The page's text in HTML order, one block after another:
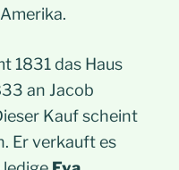
1831 das Haus
an Jacob
Kauf scheint
Er verkauft es